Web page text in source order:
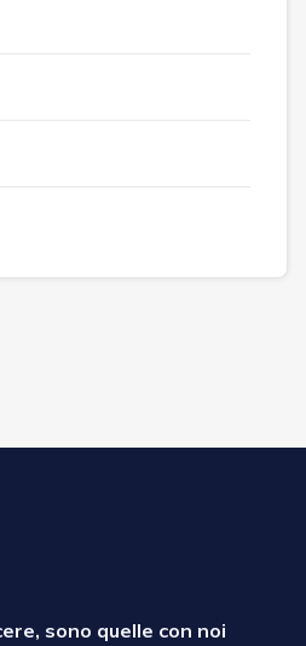
sono quelle con noi